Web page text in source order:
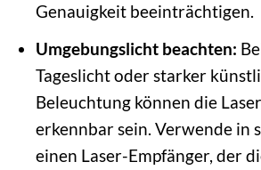
Genauigkeit beeinträchtigen.
Umgebungslicht beachten:
Tageslicht oder starker
Beleuchtung können die
erkennbar sein. Verwende in
einen Laser-Empfänger, der